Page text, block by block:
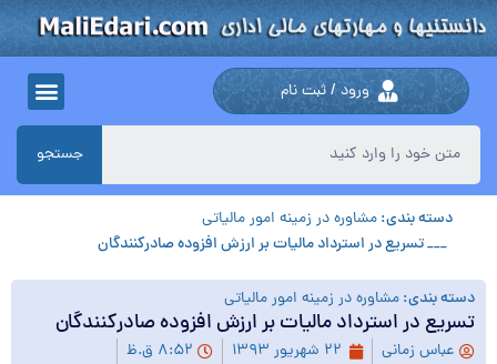
ورود / ثبت نام
جستجو
دسته بندی:مشاوره در زمینه امور مالیاتی
___ تسریع در استرداد مالیات بر ارزش افزوده صادرکنندگان
دسته بندی:مشاوره در زمینه امور مالیاتی
تسریع در استرداد مالیات بر ارزش افزوده صادرکنندگان
عباس زمانی ۲۲ شهریور ۱۳۹۳
۸:۵۲ ق.ظ